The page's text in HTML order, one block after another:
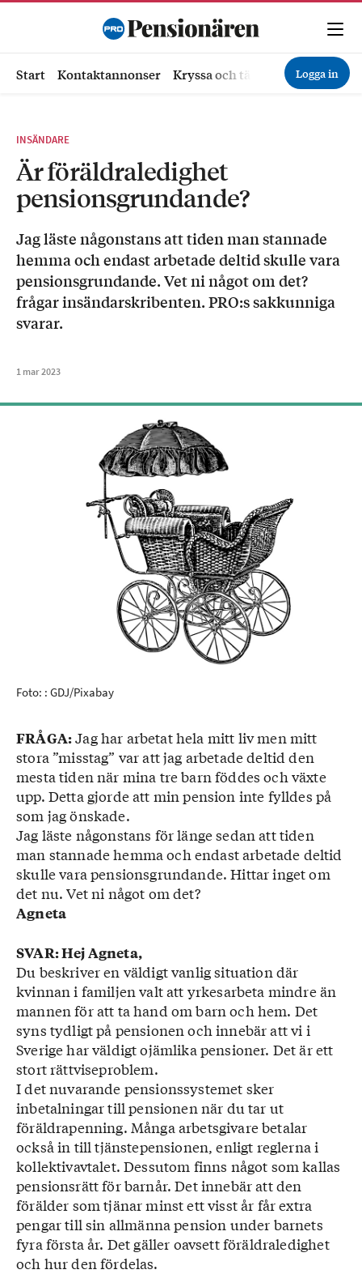
Start Kontaktannonser Kryssa och tävla Ekonomi
Logga in
INSÄNDARE
Är föräldraledighet
pensionsgrundande?
Jag läste någonstans att tiden man stannade
hemma och endast arbetade deltid skulle vara
pensionsgrundande. Vet ni något om det?
frågar insändarskribenten. PRO:s sakkunniga
svarar.
1 mar2023
Foto: : GDJ/Pixabay
FRÅGA:Jag har arbetat hela mitt liv men mitt
stora ”misstag” var att jag arbetade deltid den
mesta tiden när mina tre barn föddes och växte
upp. Detta gjorde att min pension inte fylldes på
som jag önskade.
Jag läste någonstans för länge sedan att tiden
man stannade hemma och endast arbetade deltid
skulle vara pensionsgrundande. Hittar inget om
det nu. Vet ni något om det?
Agneta
SVAR: Hej Agneta,
Du beskriver en väldigt vanlig situation där
kvinnan i familjen valt att yrkesarbeta mindre än
mannen för att ta hand om barn och hem. Det
syns tydligt på pensionen och innebär att vi i
Sverige har väldigt ojämlika pensioner. Det är ett
stort rättviseproblem.
I det nuvarande pensionssystemet sker
inbetalningar till pensionen när du tar ut
föräldrapenning. Många arbetsgivare betalar
också in till tjänstepensionen, enligt reglerna i
kollektivavtalet. Dessutom finns något som kallas
pensionsrätt för barnår. Det innebär att den
förälder som tjänar minst ett visst år får extra
pengar till sin allmänna pension under barnets
fyra första år. Det gäller oavsett föräldraledighet
och hur den fördelas.